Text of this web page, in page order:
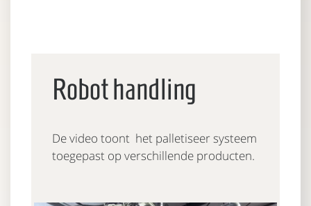
Robot handling
De video toont het palletiseer systeem
toegepast op verschillende producten.